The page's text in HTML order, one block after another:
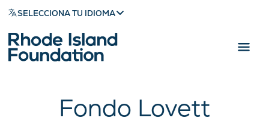
SELECCIONA TU IDIOMA
Fondo Lovett